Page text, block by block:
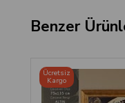
Benzer
Ücretsiz
Kargo